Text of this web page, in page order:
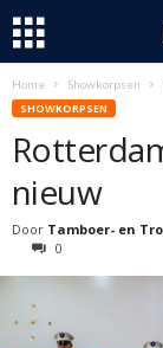
Home Showkorpsen
SHOWKORPSEN
nieuw
Door Tamboer- en
0